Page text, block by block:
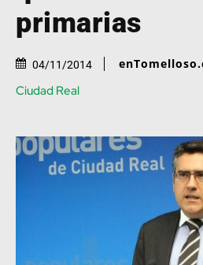
primarias
04/11/2014
Ciudad Real